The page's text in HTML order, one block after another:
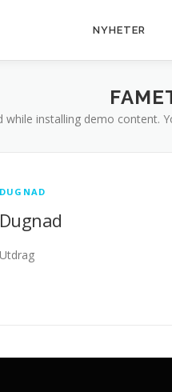
NYHETER
while installing demo content.
DUGNAD
Dugnad
Utdrag